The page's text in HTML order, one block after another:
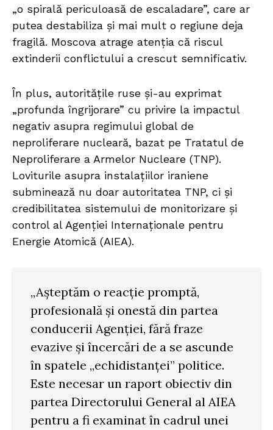
„o spirală periculoasă de escaladare”, care ar
putea destabiliza și mai mult o regiune deja
fragilă. Moscova atrage atenția că riscul
extinderii conflictului a crescut semnificativ.
În plus, autoritățile ruse și-au exprimat
„profunda îngrijorare” cu privire la impactul
negativ asupra regimului global de
neproliferare nucleară, bazat pe Tratatul de
Neproliferare a Armelor Nucleare (TNP).
Loviturile asupra instalațiilor iraniene
subminează nu doar autoritatea TNP, ci și
credibilitatea sistemului de monitorizare și
control al Agenției Internaționale pentru
Energie Atomică (AIEA).
„Așteptăm o reacție promptă,
profesională și onestă din partea
conducerii Agenției, fără fraze
evazive și încercări de a se ascunde
în spatele „echidistanței” politice.
Este necesar un raport obiectiv din
partea Directorului General al AIEA
pentru a fi examinat în cadrul unei